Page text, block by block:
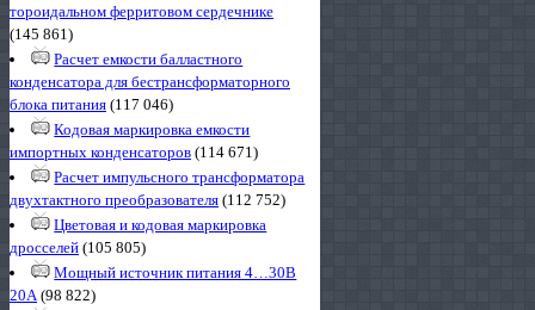
тороидальном ферритовом сердечнике
(145 861)
Расчет емкости балластного
конденсатора для бестрансформаторного
блока питания (117 046)
Кодовая маркировка емкости
импортных конденсаторов (114 671)
Расчет импульсного трансформатора
двухтактного преобразователя (112 752)
Цветовая и кодовая маркировка
дросселей (105 805)
Мощный источник питания 4…30В
20А(98 822)